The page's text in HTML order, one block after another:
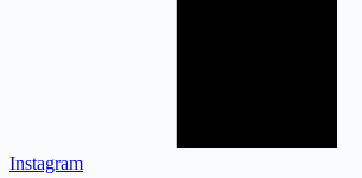
Instagram